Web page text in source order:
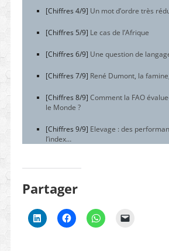
[Chiffres 4/9] Un mot d’ordre très
[Chiffres 5/9] Le cas de l’Afrique
[Chiffres 6/9] Une question de
[Chiffres 7/9] René Dumont, la
[Chiffres 8/9] Comment la FAO
le Monde ?
[Chiffres 9/9] Elevage : des
l’index…
Partager